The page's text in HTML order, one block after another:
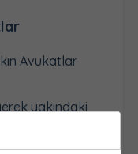
Avukatlar
yakındaki
çalışma
iletişim